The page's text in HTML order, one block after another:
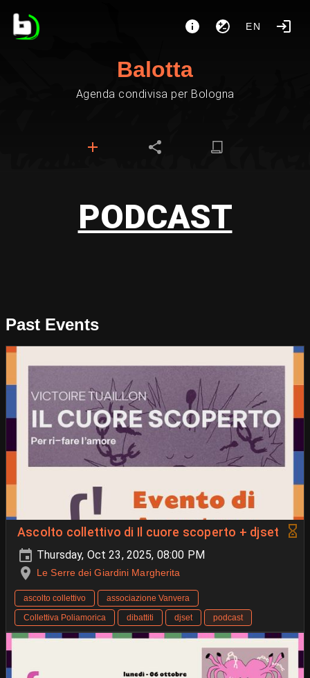
EN
Balotta
Agenda condivisa per Bologna
PODCAST
Past Events
Ascolto collettivo di Il cuore scoperto + djset
Thursday, Oct 23, 2025, 08:00 PM
Le Serre dei Giardini Margherita
ascolto collettivo
associazione Vanvera
Collettiva Poliamorica
dibattiti djset podcast